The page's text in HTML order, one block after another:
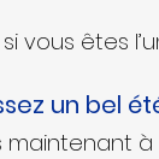
vous êtes
un bel
maintenant